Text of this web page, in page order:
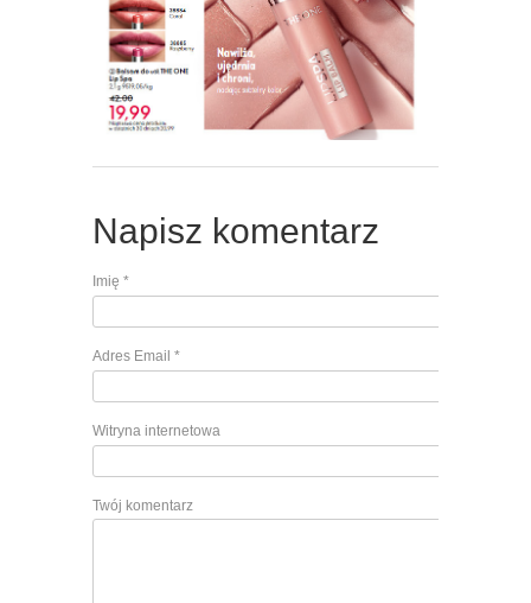
Napisz komentarz
Imię *
Adres Email *
Witryna internetowa
Twój komentarz